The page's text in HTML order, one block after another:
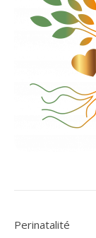
Perinatalité